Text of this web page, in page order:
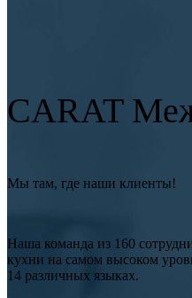
CARAT
Мы там, где наши клиенты!
Наша команда из 160
кухни на самом высоком
14 различных языках.